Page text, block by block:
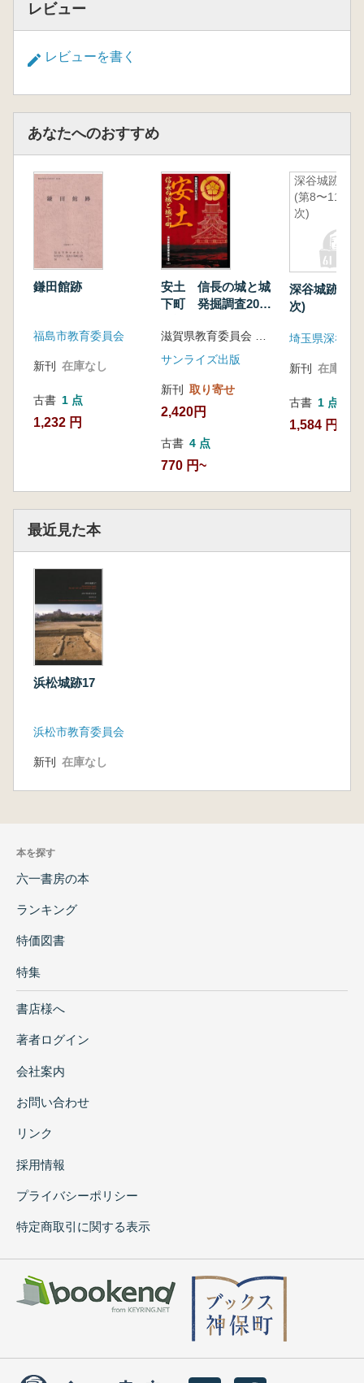
レビュー
レビューを書く
あなたへのおすすめ
鎌田館跡
福島市教育委員会
新刊 在庫なし
古書 1 点
1,232 円
安土 信長の城と城
下町 発掘調査20年
サンライズ出版
新刊 取り寄せ
2,420円
古書 4 点
770 円~
深谷城跡
(第8〜11
次)
深谷城跡 (
次)
新刊 在庫なし
古書 1 点
1,584 円
最近見た本
浜松城跡17
浜松市教育委員会
新刊 在庫なし
本を探す
六一書房の本
ランキング
特価図書
特集
書店様へ
著者ログイン
会社案内
お問い合わせ
リンク
採用情報
プライバシーポリシー
特定商取引に関する表示